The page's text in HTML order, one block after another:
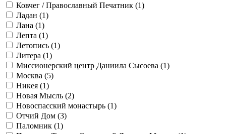
Ковчег / Православный Печатник (1)
Ладан (1)
Лана (1)
Лепта (1)
Летопись (1)
Литера (1)
Миссионерский центр Даниила Сысоева (1)
Москва (5)
Никея (1)
Новая Мысль (2)
Новоспасский монастырь (1)
Отчий Дом (3)
Паломник (1)